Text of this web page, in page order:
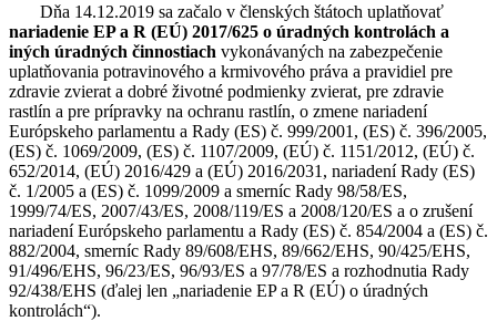
Dňa 14.12.2019 sa začalo v členských štátoch uplatňovať
nariadenie EP a R (EÚ) 2017/625 o úradných kontrolách a
iných úradných činnostiach vykonávaných na zabezpečenie
uplatňovania potravinového a krmivového práva a pravidiel pre
zdravie zvierat a dobré životné podmienky zvierat, pre zdravie
rastlín a pre prípravky na ochranu rastlín, o zmene nariadení
Európskeho parlamentu a Rady (ES) č. 999/2001, (ES) č. 396/2005,
(ES) č. 1069/2009, (ES) č. 1107/2009, (EÚ) č. 1151/2012, (EÚ) č.
652/2014, (EÚ) 2016/429 a (EÚ) 2016/2031, nariadení Rady (ES)
č. 1/2005 a (ES) č. 1099/2009 a smerníc Rady 98/58/ES,
1999/74/ES, 2007/43/ES, 2008/119/ES a 2008/120/ES a o zrušení
nariadení Európskeho parlamentu a Rady (ES) č. 854/2004 a (ES) č.
882/2004, smerníc Rady 89/608/EHS, 89/662/EHS, 90/425/EHS,
91/496/EHS, 96/23/ES, 96/93/ES a 97/78/ES a rozhodnutia Rady
92/438/EHS (ďalej len „nariadenie EP a R (EÚ) o úradných
kontrolách“).